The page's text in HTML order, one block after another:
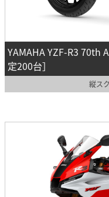
YAMAHA YZF-R3 70th
定200台］
縦ス